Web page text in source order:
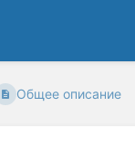
Общее описание